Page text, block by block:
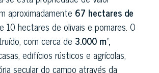
aproximadamente 67 hectares de
e 10 hectares de olivais e pomares. O
com cerca de 3.000 m²,
edifícios rústicos e agrícolas,
secular do campo através da